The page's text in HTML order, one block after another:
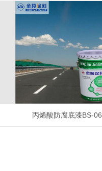
丙烯酸防腐底漆BS-06